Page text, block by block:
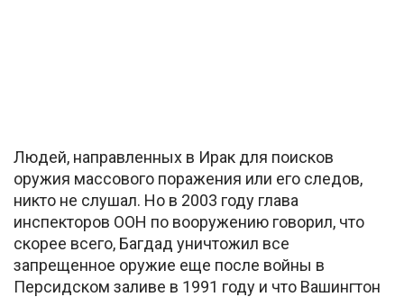
Людей, направленных в Ирак для поисков
оружия массового поражения или его следов,
никто не слушал. Но в 2003 году глава
инспекторов ООН по вооружению говорил, что
скорее всего, Багдад уничтожил все
запрещенное оружие еще после войны в
Персидском заливе в 1991 году и что Вашингтон